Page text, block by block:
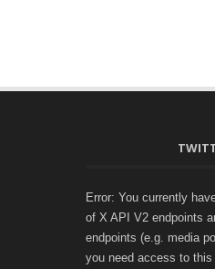
Error: You currently
of X API V2 endpoints
endpoints (e.g. media
you need access to